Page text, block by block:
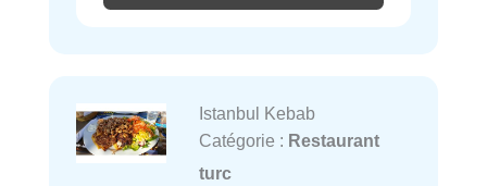
Istanbul Kebab
Catégorie : Restaurant
turc